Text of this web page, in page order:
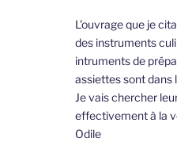
L’ouvrage que je
des instruments
intruments de
assiettes sont dans
Je vais chercher
effectivement à la
Odile